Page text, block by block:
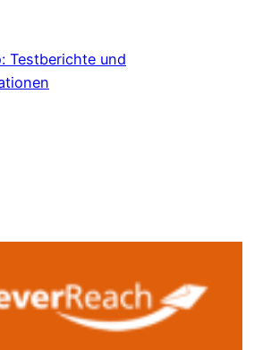
Testberichte und